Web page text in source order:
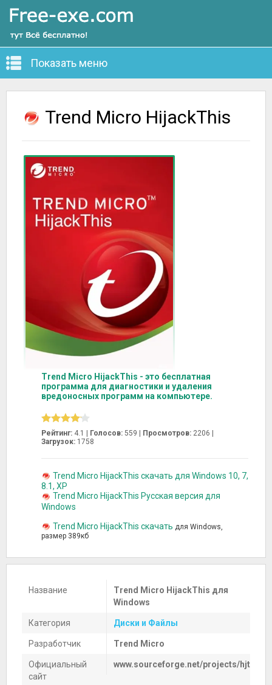
Показать меню
Trend Micro HijackThis
Trend Micro HijackThis - это бесплатная
программа для диагностики и удаления
вредоносных программ на компьютере.
Рейтинг: 4.1 | Голосов: 559 Просмотров: 2206 |
Загрузок: 1758
Trend Micro HijackThis скачать для Windows 10, 7,
8.1, XP
Trend Micro HijackThis Русская версия для
Windows
Trend Micro HijackThis скачать для Windows,
размер 389кб
Название
Trend Micro HijackThis для
Windows
Категория Диски и Файлы
Разработчик Trend Micro
Официальный
сайт
www.sourceforge.net/projects/hjt